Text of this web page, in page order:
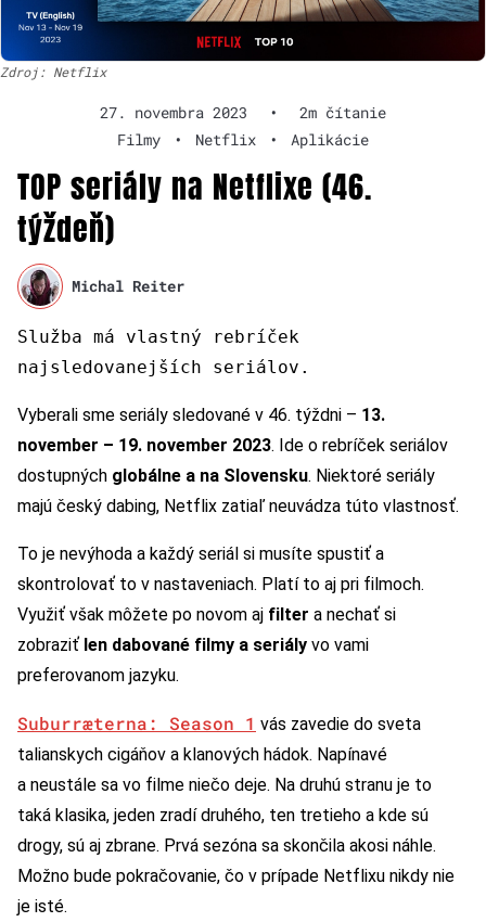
Zdroj: Netflix
27. novembra 2023 •
2m čítanie
Filmy
• Netflix • Aplikácie
TOP seriály na Netflixe (46.
týždeň)
Michal Reiter
Služba má vlastný rebríček
najsledovanejších seriálov.
Vyberali sme seriály sledované v 46. týždni – 13.
november – 19. november 2023. Ide o rebríček seriálov
dostupných globálne a na Slovensku. Niektoré seriály
majú český dabing, Netflix zatiaľ neuvádza túto vlastnosť.
To je nevýhoda a každý seriál si musíte spustiť a
skontrolovať to v nastaveniach. Platí to aj pri filmoch.
Využiť však môžete po novom aj filter a nechať si
zobraziť len dabované filmy a seriály vo vami
preferovanom jazyku.
Suburræterna: Season 1 vás zavedie do sveta
talianskych cigáňov a klanových hádok. Napínavé
a neustále sa vo filme niečo deje. Na druhú stranu je to
taká klasika, jeden zradí druhého, ten tretieho a kde sú
drogy, sú aj zbrane. Prvá sezóna sa skončila akosi náhle.
Možno bude pokračovanie, čo v prípade Netflixu nikdy nie
je isté.